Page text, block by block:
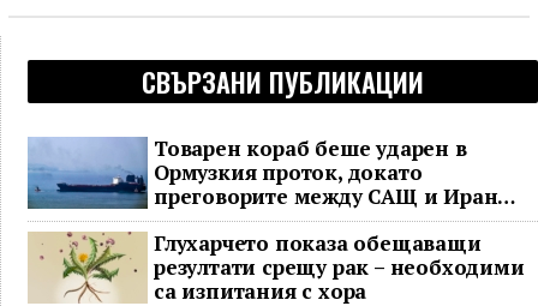
СВЪРЗАНИ ПУБЛИКАЦИИ
Товарен кораб беше ударен в
Ормузкия проток, докато
преговорите между САЩ и Иран
останаха в безизходица
Глухарчето показа обещаващи
резултати срещу рак – необходими
са изпитания с хора